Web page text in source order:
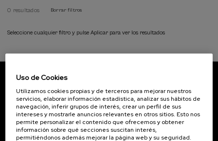
0 resultados Borrar filtros
Seleccione cualquier filtro y pulse Aplicar para ver los resultados
Inscríbete para ser el primero/a en recibir las
novedades de UIK.
Suscribirse
Uso de Cookies
Utilizamos cookies propias y de terceros para mejorar nuestros
servicios, elaborar información estadística, analizar sus hábitos de
navegación, inferir grupos de interés, crear un perfil de sus
intereses y mostrarle anuncios relevantes en otros sitios. Esto nos
permite personalizar el contenido que ofrecemos y obtener
información sobre qué secciones suscitan interés,
permitiéndonos además mejorar la página web y su seguridad.